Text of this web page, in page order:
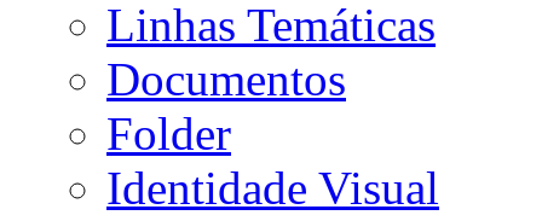
Linhas Temáticas
Documentos
Folder
Identidade Visual